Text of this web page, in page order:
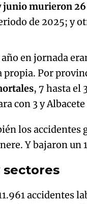
junio murieron
de 2025; y
Algo
Try
en jornada
propia. Por
, 7 hasta el
con 3 y Albacete
los accidentes
Y bajaron un
sectores
accidentes